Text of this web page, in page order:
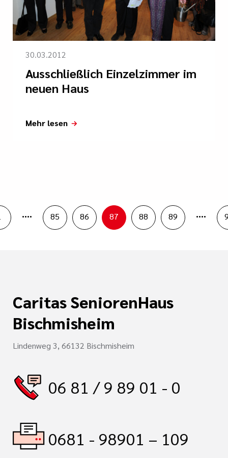
30.03.2012
Ausschließlich Einzelzimmer im
neuen Haus
Mehr lesen
.... 85 86 87 88 89 ....
Caritas SeniorenHaus
Bischmisheim
Lindenweg 3, 66132 Bischmisheim
06 81 / 9 89 01 - 0
0681 - 98901 – 109